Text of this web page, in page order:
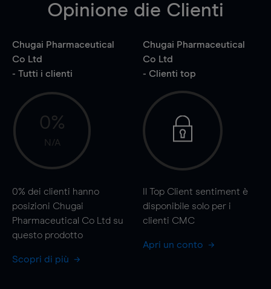
Opinione die Clienti
Chugai Pharmaceutical
Co Ltd
- Tutti i clienti
0%
N/A
0% dei clienti hanno
posizioni Chugai
Pharmaceutical Co Ltd su
questo prodotto
Scopri di più
Chugai Pharmaceutical
Co Ltd
- Clienti top
Il Top Client sentiment è
disponibile solo per i
clienti CMC
Apri un conto